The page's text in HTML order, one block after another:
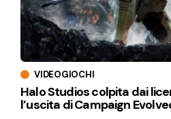
VIDEOGIOCHI
Halo Studios colpita dai
l’uscita di Campaign